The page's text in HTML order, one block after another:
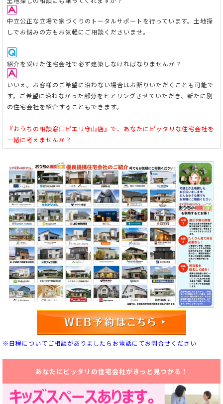
中立公正な立場で家づくりのトータルサポートを行っています。 土地探
しでお悩みの方もお気軽にご相談くださいませ。
紹介を受けた住宅会社で必ず建築しなければなりませんか？
いいえ。お客様のご希望に沿わない場合はお断りいただくことも可能で
す。ご希望に沿わなかった部分をヒアリングさせていただき、新たに別
の住宅会社を紹介することもできます。
『おうちの相談窓口ピエリ守山店』で、あなたにピッタリな住宅会社を
一緒に考えませんか？
※日程についてご相談がありましたらお電話にてお問合せください
あなたにピッタリの住宅会社がきっと見つかる！